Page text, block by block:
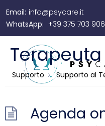
Email: info@psycare.it
WhatsApp: +39 375 703
Terapeuta
Supporto Supporto al
Agenda